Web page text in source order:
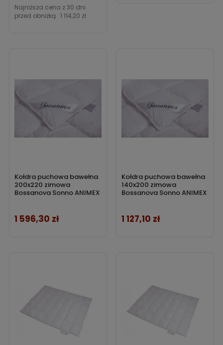
Najniższa cena z 30 dni
przed obniżką : 1 114,20 zł
Kołdra puchowa bawełna
200x220 zimowa
Bossanova Sonno ANIMEX
Cena
1 596,30 zł
Kołdra puchowa bawełna
140x200 zimowa
Bossanova Sonno ANIMEX
Cena
1 127,10 zł